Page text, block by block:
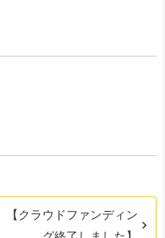
【クラウドファンディン